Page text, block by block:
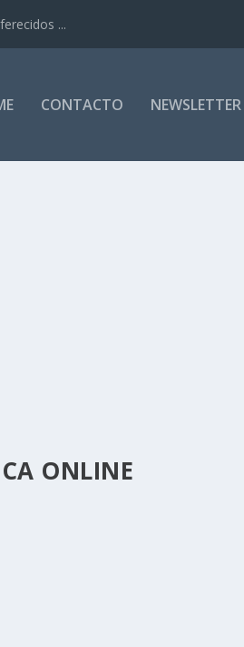
...
CONTACTO NEWSLETTER
ONLINE